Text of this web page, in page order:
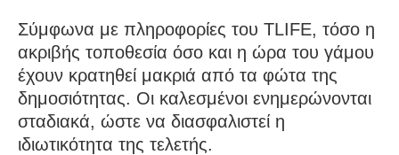
Σύμφωνα με πληροφορίες του TLIFE, τόσο η
ακριβής τοποθεσία όσο και η ώρα του γάμου
έχουν κρατηθεί μακριά από τα φώτα της
δημοσιότητας. Οι καλεσμένοι ενημερώνονται
σταδιακά, ώστε να διασφαλιστεί η
ιδιωτικότητα της τελετής.